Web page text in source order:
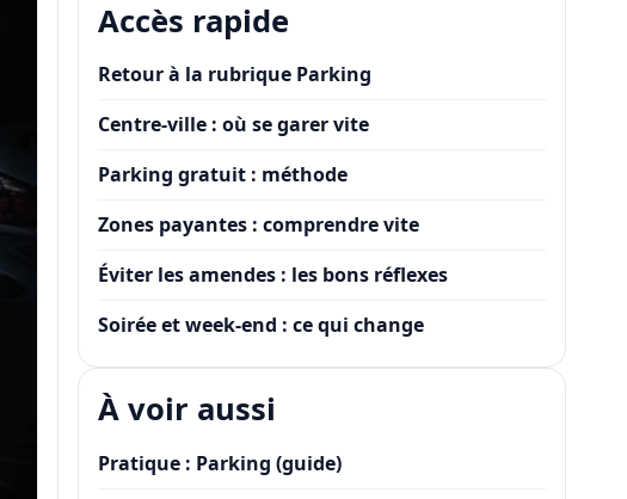
Accès rapide
Retour à la rubrique Parking
Centre-ville : où se garer vite
Parking gratuit : méthode
Zones payantes : comprendre vite
Éviter les amendes : les bons réflexes
Soirée et week-end : ce qui change
À voir aussi
Pratique : Parking (guide)